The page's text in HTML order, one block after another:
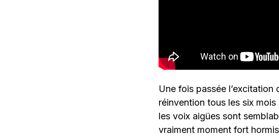
Une fois passée
réinvention tous les six
les voix aigües sont
vraiment moment fort